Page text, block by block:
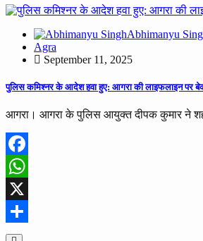
Abhimanyu
Agra
September 11, 2025
पुलिस कमिश्नर के आदेश हवा हुए: आगरा की लाइफलाइन पर
आगरा। आगरा के पुलिस आयुक्त दीपक कुमार ने
Facebook
WhatsApp
X
Share